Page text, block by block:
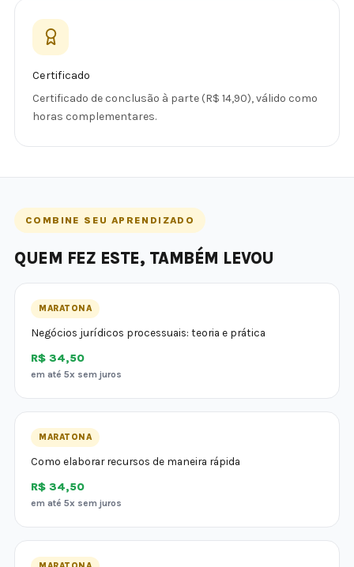
Certificado
Certificado de conclusão à parte (R$ 14,90), válido como
horas complementares.
COMBINE SEU APRENDIZADO
QUEM FEZ ESTE, TAMBÉM LEVOU
MARATONA
Negócios jurídicos processuais: teoria e prática
R$ 34,50
em até 5x sem juros
MARATONA
Como elaborar recursos de maneira rápida
R$ 34,50
em até 5x sem juros